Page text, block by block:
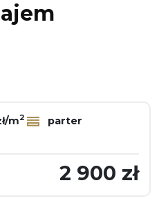
m2
parter
2 900 zł